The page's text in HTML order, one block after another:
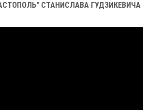
СТАНИСЛАВА ГУДЗИКЕВИЧА